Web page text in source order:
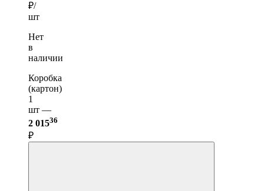
₽/
шт
Нет
в
наличии
Коробка
(картон)
1
шт —
2 01536
₽